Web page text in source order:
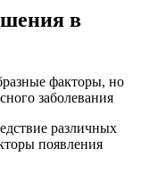
в
факторы, но
заболевания
различных
появления